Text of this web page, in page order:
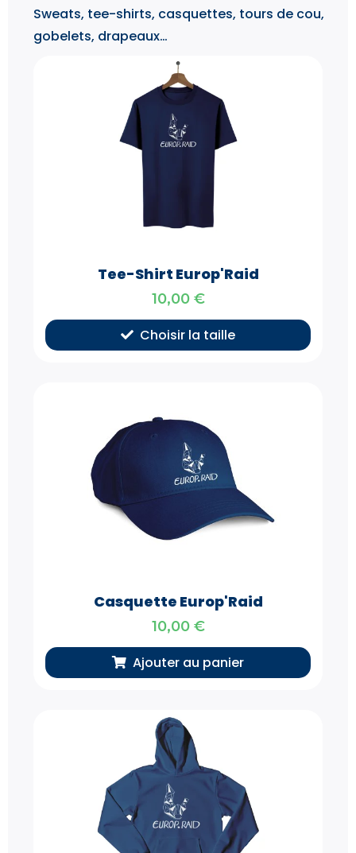
Sweats, tee-shirts, casquettes, tours de cou,
gobelets, drapeaux…
Tee-Shirt Europ'Raid
10,00 €
Choisir la taille
Casquette Europ'Raid
10,00 €
Ajouter au panier